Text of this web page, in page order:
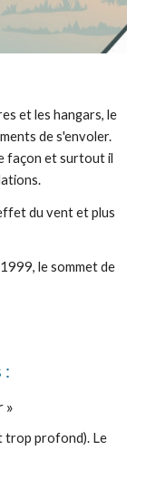
et les hangars, le
de s'envoler.
façon et surtout il
du vent et plus
le sommet de
:
»
trop profond). Le